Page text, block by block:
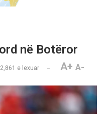
në Botëror
2,861 e lexuar A+ A-